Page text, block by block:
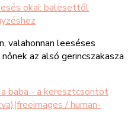
okai: balesettől
valahonnan leeséses
az alsó gerincszakasza